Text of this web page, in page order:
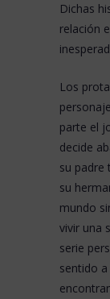
Dichas
relación
Los
parte el
decide
su padre
su
mundo
vivir una
serie
sentido